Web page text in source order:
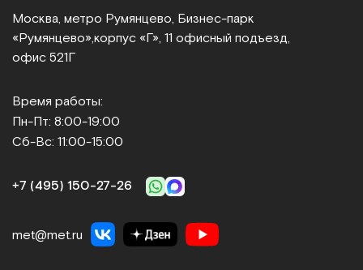
Москва, метро Румянцево, Бизнес‑парк
«Румянцево», корпус «Г», 11 офисный подъезд,
офис 521Г
Время работы:
Пн-Пт: 8:00-19:00
Сб-Вс: 11:00-15:00
+7 (495) 150‑27‑26
met@met.ru